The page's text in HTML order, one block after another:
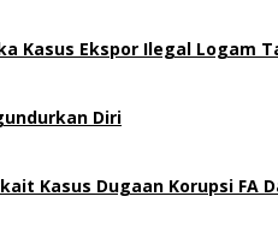
Kasus Ekspor Ilegal Logam
Diri
Kasus Dugaan Korupsi FA